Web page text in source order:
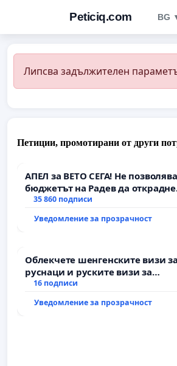
Peticiq.com BG
Липсва задължителен
Петиции, промотирани от други
АПЕЛ за ВЕТО СЕГА! Не
бюджетът на Радев да открадне
парите и правата ни в тъмното
35 860 подписи
Уведомление за прозрачност
Облекчете шенгенските визи за
руснаци и руските визи за
българи
16 подписи
Уведомление за прозрачност